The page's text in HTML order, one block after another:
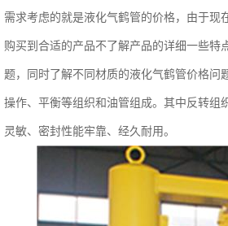
需求考虑的就是液化气鹤管的价格，由于
购买到合适的产品不了解产品的详细一些特
题，同时了解不同材质的液化气鹤管价格问
操作、平衡等组织和油管组成。其中反转组
灵敏、密封性能牢靠、经久耐用。